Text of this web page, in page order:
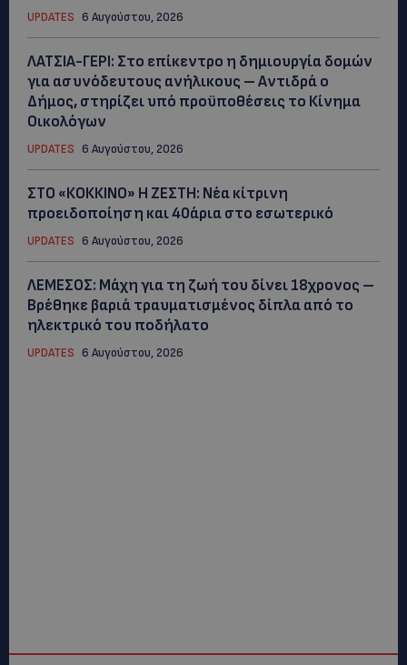
UPDATES 6 Αυγούστου, 2026
ΛΑΤΣΙΑ-ΓΕΡΙ: Στο επίκεντρο η δημιουργία δομών
για ασυνόδευτους ανήλικους – Αντιδρά ο
Δήμος, στηρίζει υπό προϋποθέσεις το Κίνημα
Οικολόγων
UPDATES 6 Αυγούστου, 2026
ΣΤΟ «ΚΟΚΚΙΝΟ» Η ΖΕΣΤΗ: Νέα κίτρινη
προειδοποίηση και 40άρια στο εσωτερικό
UPDATES 6 Αυγούστου, 2026
ΛΕΜΕΣΟΣ: Μάχη για τη ζωή του δίνει 18χρονος –
Βρέθηκε βαριά τραυματισμένος δίπλα από το
ηλεκτρικό του ποδήλατο
UPDATES 6 Αυγούστου, 2026